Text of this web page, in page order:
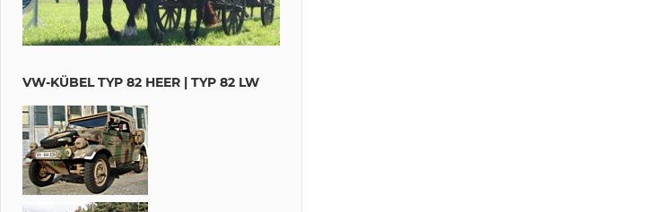
VW-KÜBEL TYP 82 HEER | TYP 82 LW